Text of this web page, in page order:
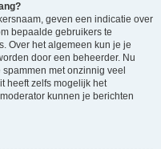
geven een indicatie over
bepaalde gebruikers te
Over het algemeen kun je je
door een beheerder. Nu
met onzinnig veel
heeft zelfs mogelijk het
kunnen je berichten